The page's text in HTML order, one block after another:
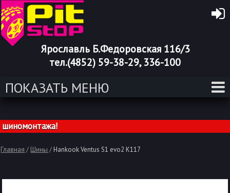
Ярославль Б.Федоровская 116/3
тел.(4852) 59-38-29, 336-100
ПОКАЗАТЬ МЕНЮ
Главная / Шины / Hankook Ventus S1 evo2 K117